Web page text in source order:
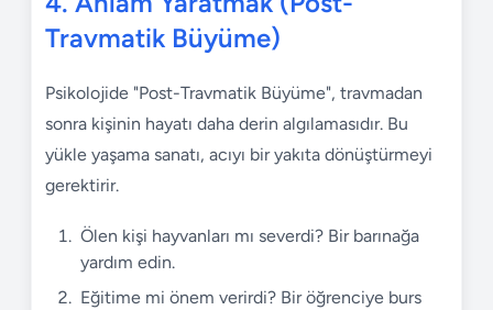
Travmatik Büyüme)
Psikolojide "Post-Travmatik Büyüme", travmadan
sonra kişinin hayatı daha derin algılamasıdır. Bu
yükle yaşama sanatı, acıyı bir yakıta dönüştürmeyi
gerektirir.
Ölen kişi hayvanları mı severdi? Bir barınağa
yardım edin.
Eğitime mi önem verirdi? Bir öğrenciye burs